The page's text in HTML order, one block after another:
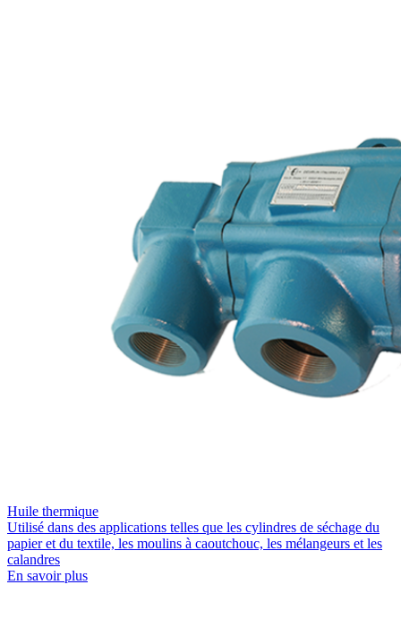
Huile thermique
Utilisé dans des applications telles que les cylindres de séchage du
papier et du textile, les moulins à caoutchouc, les mélangeurs et les
calandres
En savoir plus